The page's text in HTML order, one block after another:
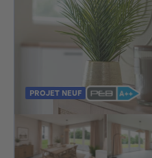
PROJET NEUF